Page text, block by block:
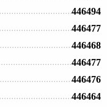
446494
446477
446468
446477
446476
446464